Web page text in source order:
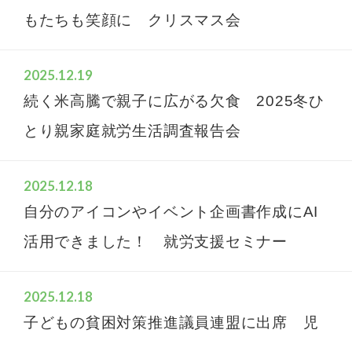
もたちも笑顔に クリスマス会
2025.12.19
続く米高騰で親子に広がる欠食 2025冬ひ
とり親家庭就労生活調査報告会
2025.12.18
自分のアイコンやイベント企画書作成にAI
活用できました！ 就労支援セミナー
2025.12.18
子どもの貧困対策推進議員連盟に出席 児